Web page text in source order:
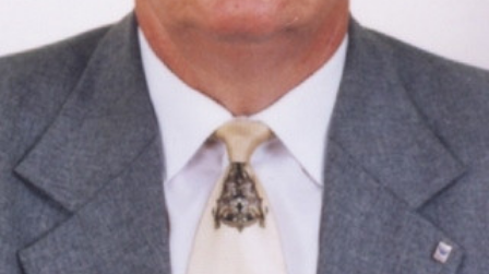
Секція хімічних і біологічних наук
Секція суспільних і гуманітарних наук
Установи при Президії
Ради, комітети та комісії
Наукові центри МОН та НАН України
Громадські організації